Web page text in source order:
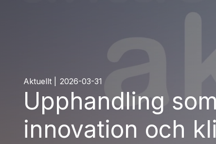
Aktuellt 2026-03-31
Upphandling
innovation och